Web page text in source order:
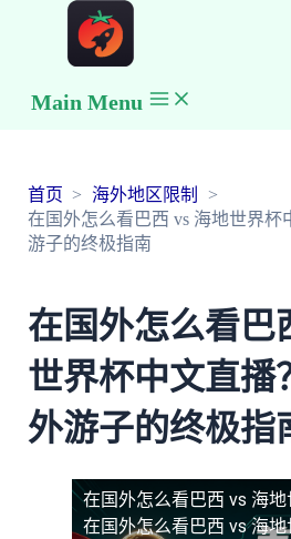
Main Menu
首页
海外地区限制
在国外怎么看巴西 vs 海地世界杯
游子的终极指南
在国外怎么看巴
世界杯中文直播
外游子的终极指
在国外怎么看巴西 vs 海
在国外怎么看巴西 vs 海